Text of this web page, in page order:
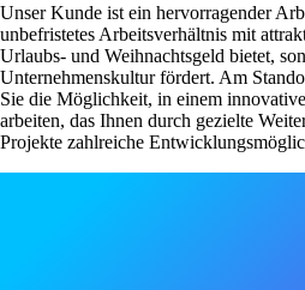
Unser Kunde ist ein hervorragender
unbefristetes Arbeitsverhältnis mit
Urlaubs- und Weihnachtsgeld bietet,
Unternehmenskultur fördert. Am
Sie die Möglichkeit, in einem
arbeiten, das Ihnen durch gezielte
Projekte zahlreiche